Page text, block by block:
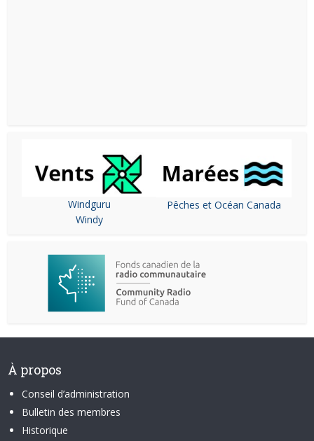
Windguru
Windy
Pêches et Océan Canada
À propos
Conseil d’administration
Bulletin des membres
Historique